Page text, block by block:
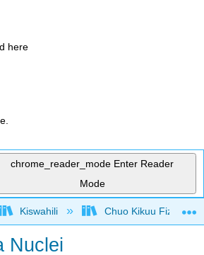
here
chrome_reader_mode Enter Reader
Mode
global hierarchy
Kiswahili Chuo Kikuu Fizikia III
Nuclei